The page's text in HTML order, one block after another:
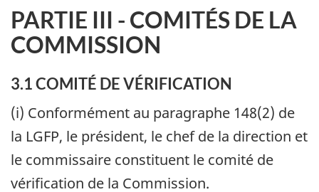
PARTIE III - COMITÉS DE LA
COMMISSION
3.1 COMITÉ DE VÉRIFICATION
(i) Conformément au paragraphe 148(2) de
la LGFP, le président, le chef de la direction et
le commissaire constituent le comité de
vérification de la Commission.